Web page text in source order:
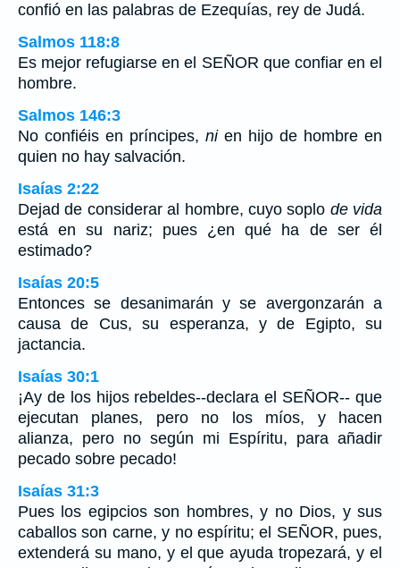
confió en las palabras de Ezequías, rey de Judá.
Salmos 118:8
Es mejor refugiarse en el SEÑOR que confiar en el
hombre.
Salmos 146:3
No confiéis en príncipes, nien hijo de hombre en
quien no hay salvación.
Isaías 2:22
Dejad de considerar al hombre, cuyo soplo de vida
está en su nariz; pues ¿en qué ha de ser él
estimado?
Isaías 20:5
Entonces se desanimarán y se avergonzarán a
causa de Cus, su esperanza, y de Egipto, su
jactancia.
Isaías 30:1
¡Ay de los hijos rebeldes--declara el SEÑOR-- que
ejecutan planes, pero no los míos, y hacen
alianza, pero no según mi Espíritu, para añadir
pecado sobre pecado!
Isaías 31:3
Pues los egipcios son hombres, y no Dios, y sus
caballos son carne, y no espíritu; el SEÑOR, pues,
extenderá su mano, y el que ayuda tropezará, y el